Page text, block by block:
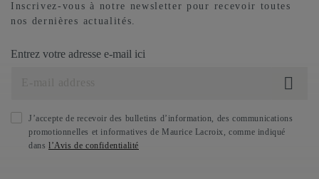
Inscrivez-vous à notre newsletter pour recevoir toutes
nos dernières actualités.
Entrez votre adresse e-mail ici
J’accepte de recevoir des bulletins d’information, des communications
promotionnelles et informatives de Maurice Lacroix, comme indiqué
dans l’Avis de confidentialité